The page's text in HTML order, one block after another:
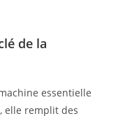
de la
essentielle
elle remplit des